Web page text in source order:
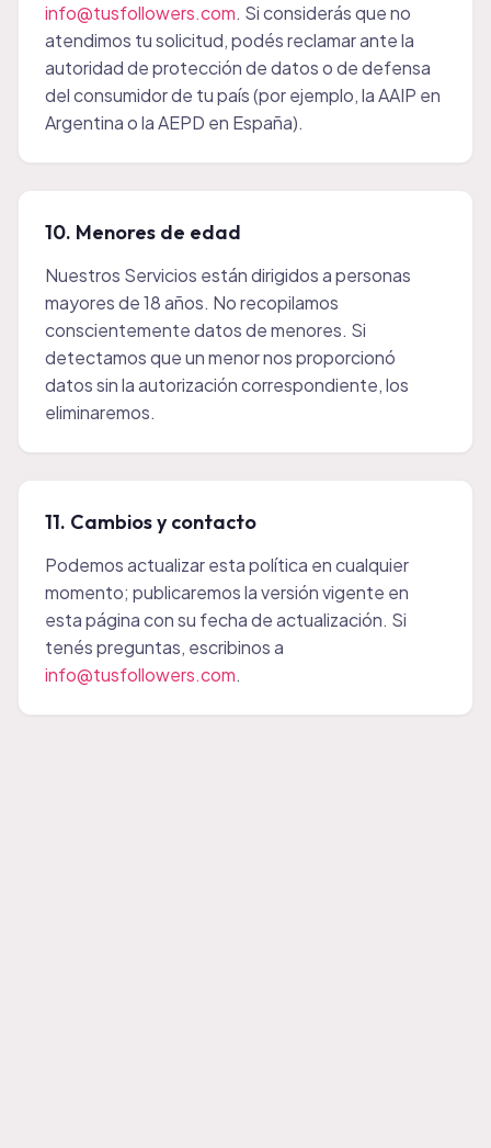
info@tusfollowers.com. Si considerás que no
atendimos tu solicitud, podés reclamar ante la
autoridad de protección de datos o de defensa
del consumidor de tu país (por ejemplo, la AAIP en
Argentina o la AEPD en España).
10. Menores de edad
Nuestros Servicios están dirigidos a personas
mayores de 18 años. No recopilamos
conscientemente datos de menores. Si
detectamos que un menor nos proporcionó
datos sin la autorización correspondiente, los
eliminaremos.
11. Cambios y contacto
Podemos actualizar esta política en cualquier
momento; publicaremos la versión vigente en
esta página con su fecha de actualización. Si
tenés preguntas, escribinos a
info@tusfollowers.com.